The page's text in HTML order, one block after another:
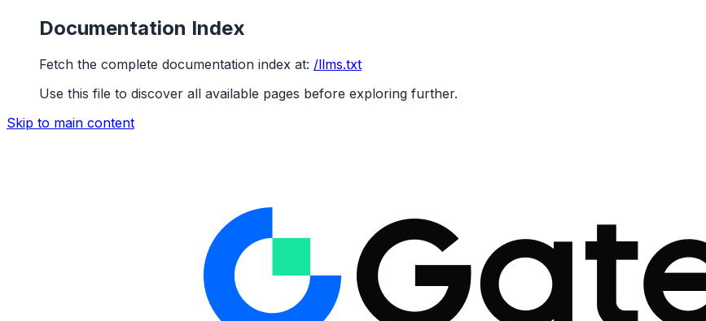
Documentation Index
Fetch the complete documentation index at: /llms.txt
Use this file to discover all available pages before exploring further.
Skip to main content